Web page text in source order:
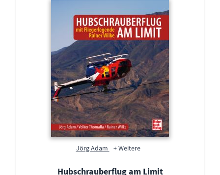
Jörg Adam + Weitere
Hubschrauberflug am Limit